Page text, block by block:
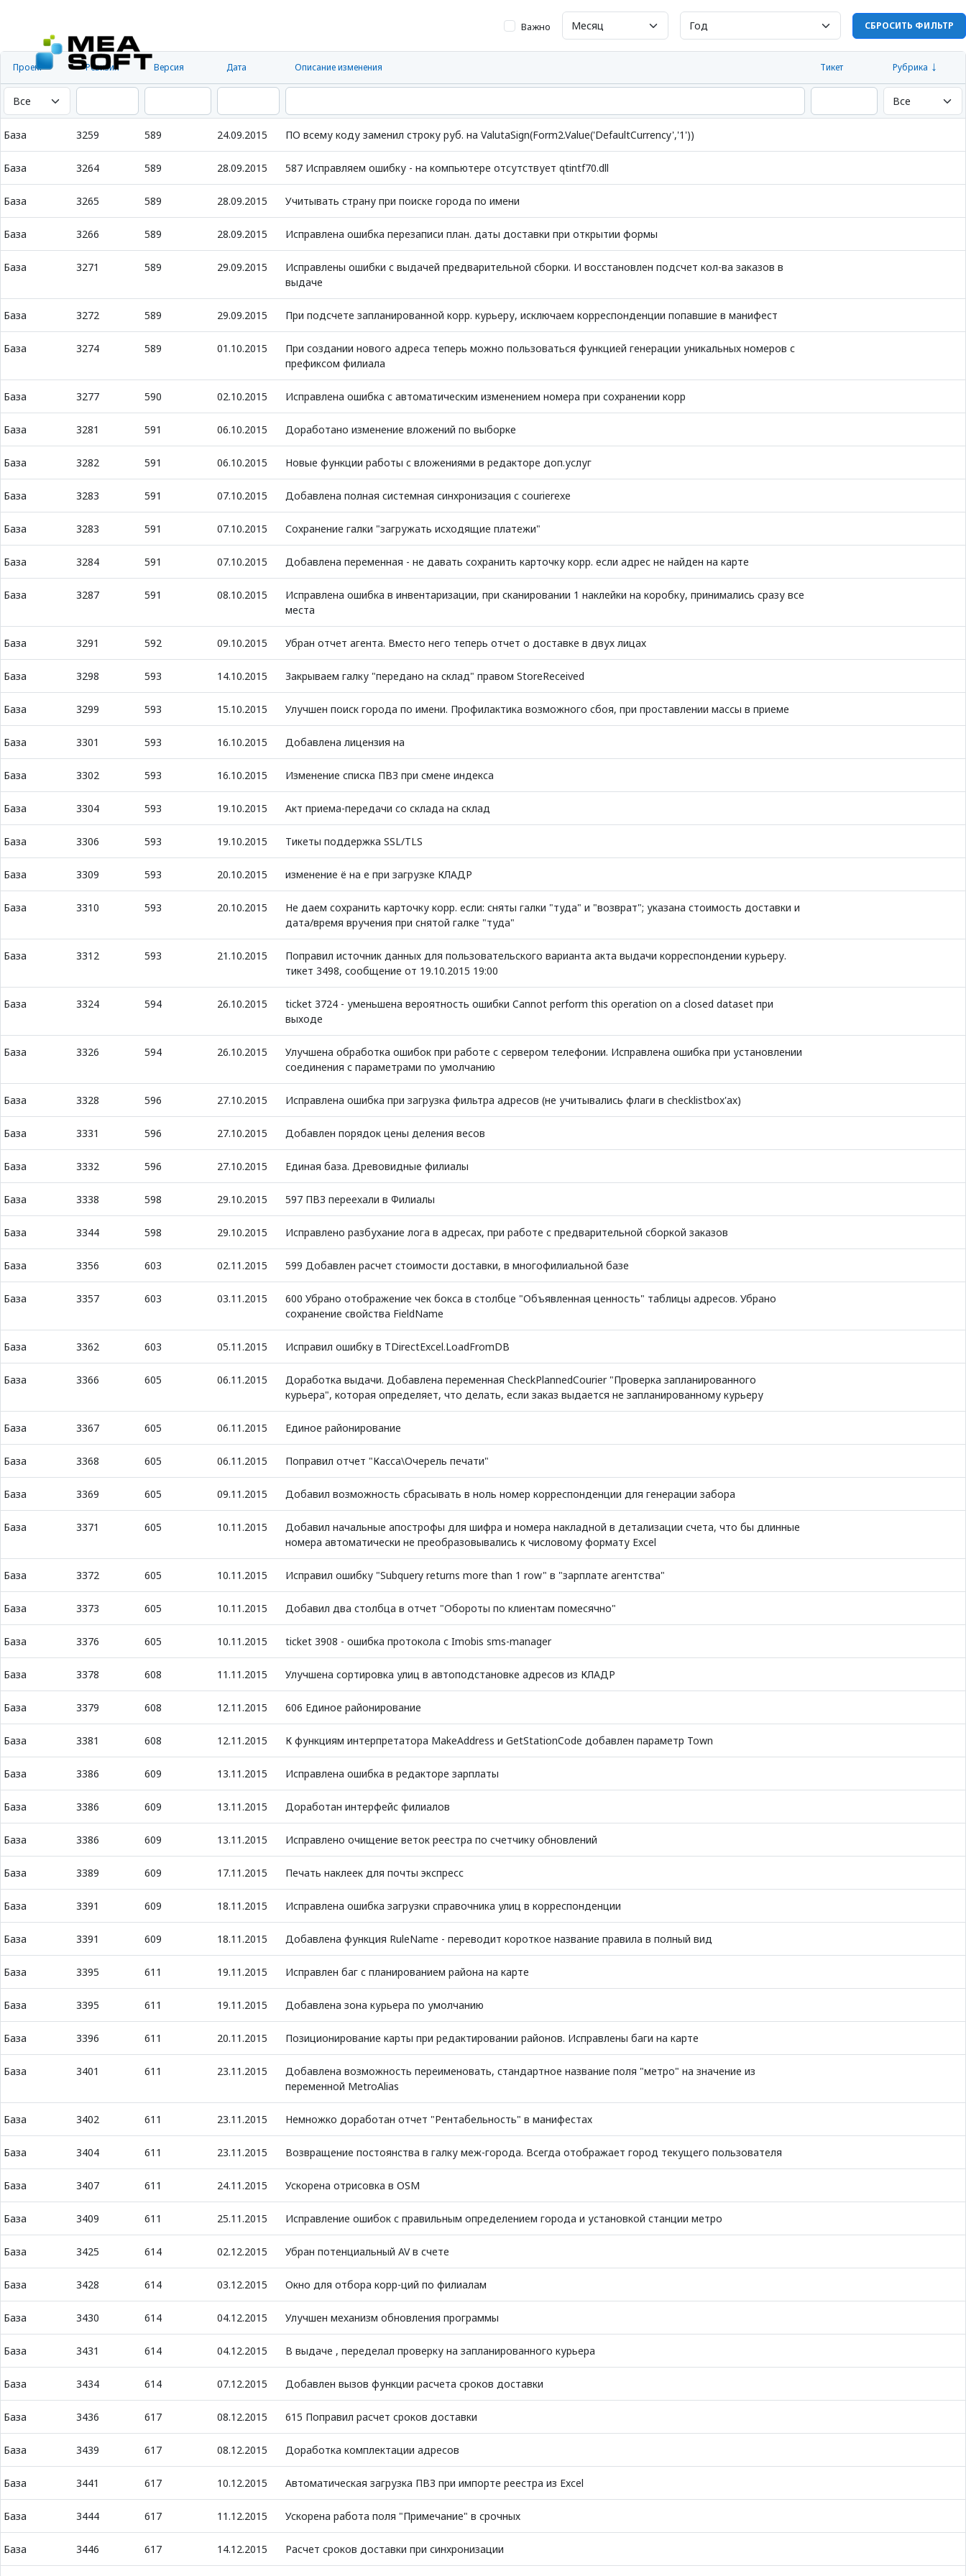
Важно СБРОСИТЬ ФИЛЬТР
Проект Ревизия Версия Дата Описание изменения Тикет Рубрика
База 3259 589 24.09.2015 ПО всему коду заменил строку руб. на ValutaSign(Form2.Value('DefaultCurrency','1'))
База 3264 589 28.09.2015 587 Исправляем ошибку - на компьютере отсутствует qtintf70.dll
База 3265 589 28.09.2015 Учитывать страну при поиске города по имени
База 3266 589 28.09.2015 Исправлена ошибка перезаписи план. даты доставки при открытии формы
База 3271 589 29.09.2015
Исправлены ошибки с выдачей предварительной сборки. И восстановлен подсчет кол-ва заказов в
выдаче
База 3272 589 29.09.2015 При подсчете запланированной корр. курьеру, исключаем корреспонденции попавшие в манифест
База 3274 589 01.10.2015
При создании нового адреса теперь можно пользоваться функцией генерации уникальных номеров с
префиксом филиала
База 3277 590 02.10.2015 Исправлена ошибка с автоматическим изменением номера при сохранении корр
База 3281 591 06.10.2015 Доработано изменение вложений по выборке
База 3282 591 06.10.2015 Новые функции работы с вложениями в редакторе доп.услуг
База 3283 591 07.10.2015 Добавлена полная системная синхронизация с courierexe
База 3283 591 07.10.2015 Сохранение галки "загружать исходящие платежи"
База 3284 591 07.10.2015 Добавлена переменная - не давать сохранить карточку корр. если адрес не найден на карте
База 3287 591 08.10.2015
Исправлена ошибка в инвентаризации, при сканировании 1 наклейки на коробку, принимались сразу все
места
База 3291 592 09.10.2015 Убран отчет агента. Вместо него теперь отчет о доставке в двух лицах
База 3298 593 14.10.2015 Закрываем галку "передано на склад" правом StoreReceived
База 3299 593 15.10.2015 Улучшен поиск города по имени. Профилактика возможного сбоя, при проставлении массы в приеме
База 3301 593 16.10.2015 Добавлена лицензия на
База 3302 593 16.10.2015 Изменение списка ПВЗ при смене индекса
База 3304 593 19.10.2015 Акт приема-передачи со склада на склад
База 3306 593 19.10.2015 Тикеты поддержка SSL/TLS
База 3309 593 20.10.2015 изменение ё на е при загрузке КЛАДР
База 3310 593 20.10.2015
Не даем сохранить карточку корр. если: сняты галки "туда" и "возврат"; указана стоимость доставки и
дата/время вручения при снятой галке "туда"
База 3312 593 21.10.2015
Поправил источник данных для пользовательского варианта акта выдачи корреспондении курьеру.
тикет 3498, сообщение от 19.10.2015 19:00
База 3324 594 26.10.2015
ticket 3724 - уменьшена вероятность ошибки Cannot perform this operation on a closed dataset при
выходе
База 3326 594 26.10.2015
Улучшена обработка ошибок при работе с сервером телефонии. Исправлена ошибка при установлении
соединения с параметрами по умолчанию
База 3328 596 27.10.2015 Исправлена ошибка при загрузка фильтра адресов (не учитывались флаги в checklistbox'ах)
База 3331 596 27.10.2015 Добавлен порядок цены деления весов
База 3332 596 27.10.2015 Единая база. Древовидные филиалы
База 3338 598 29.10.2015 597 ПВЗ переехали в Филиалы
База 3344 598 29.10.2015 Исправлено разбухание лога в адресах, при работе с предварительной сборкой заказов
База 3356 603 02.11.2015 599 Добавлен расчет стоимости доставки, в многофилиальной базе
База 3357 603 03.11.2015
600 Убрано отображение чек бокса в столбце "Объявленная ценность" таблицы адресов. Убрано
сохранение свойства FieldName
База 3362 603 05.11.2015 Исправил ошибку в TDirectExcel.LoadFromDB
База 3366 605 06.11.2015
Доработка выдачи. Добавлена переменная CheckPlannedCourier "Проверка запланированного
курьера", которая определяет, что делать, если заказ выдается не запланированному курьеру
База 3367 605 06.11.2015 Единое районирование
База 3368 605 06.11.2015 Поправил отчет "Касса\Очерель печати"
База 3369 605 09.11.2015 Добавил возможность сбрасывать в ноль номер корреспонденции для генерации забора
База 3371 605 10.11.2015
Добавил начальные апострофы для шифра и номера накладной в детализации счета, что бы длинные
номера автоматически не преобразовывались к числовому формату Excel
База 3372 605 10.11.2015 Исправил ошибку "Subquery returns more than 1 row" в "зарплате агентства"
База 3373 605 10.11.2015 Добавил два столбца в отчет "Обороты по клиентам помесячно"
База 3376 605 10.11.2015 ticket 3908 - ошибка протокола с Imobis sms-manager
База 3378 608 11.11.2015 Улучшена сортировка улиц в автоподстановке адресов из КЛАДР
База 3379 608 12.11.2015 606 Единое районирование
База 3381 608 12.11.2015 К функциям интерпретатора MakeAddress и GetStationCode добавлен параметр Town
База 3386 609 13.11.2015 Исправлена ошибка в редакторе зарплаты
База 3386 609 13.11.2015 Доработан интерфейс филиалов
База 3386 609 13.11.2015 Исправлено очищение веток реестра по счетчику обновлений
База 3389 609 17.11.2015 Печать наклеек для почты экспресс
База 3391 609 18.11.2015 Исправлена ошибка загрузки справочника улиц в корреспонденции
База 3391 609 18.11.2015 Добавлена функция RuleName - переводит короткое название правила в полный вид
База 3395 611 19.11.2015 Исправлен баг с планированием района на карте
База 3395 611 19.11.2015 Добавлена зона курьера по умолчанию
База 3396 611 20.11.2015 Позиционирование карты при редактировании районов. Исправлены баги на карте
База 3401 611 23.11.2015
Добавлена возможность переименовать, стандартное название поля "метро" на значение из
переменной MetroAlias
База 3402 611 23.11.2015 Немножко доработан отчет "Рентабельность" в манифестах
База 3404 611 23.11.2015 Возвращение постоянства в галку меж-города. Всегда отображает город текущего пользователя
База 3407 611 24.11.2015 Ускорена отрисовка в OSM
База 3409 611 25.11.2015 Исправление ошибок с правильным определением города и установкой станции метро
База 3425 614 02.12.2015 Убран потенциальный AV в счете
База 3428 614 03.12.2015 Окно для отбора корр-ций по филиалам
База 3430 614 04.12.2015 Улучшен механизм обновления программы
База 3431 614 04.12.2015 В выдаче , переделал проверку на запланированного курьера
База 3434 614 07.12.2015 Добавлен вызов функции расчета сроков доставки
База 3436 617 08.12.2015 615 Поправил расчет сроков доставки
База 3439 617 08.12.2015 Доработка комплектации адресов
База 3441 617 10.12.2015 Автоматическая загрузка ПВЗ при импорте реестра из Excel
База 3444 617 11.12.2015 Ускорена работа поля "Примечание" в срочных
База 3446 617 14.12.2015 Расчет сроков доставки при синхронизации